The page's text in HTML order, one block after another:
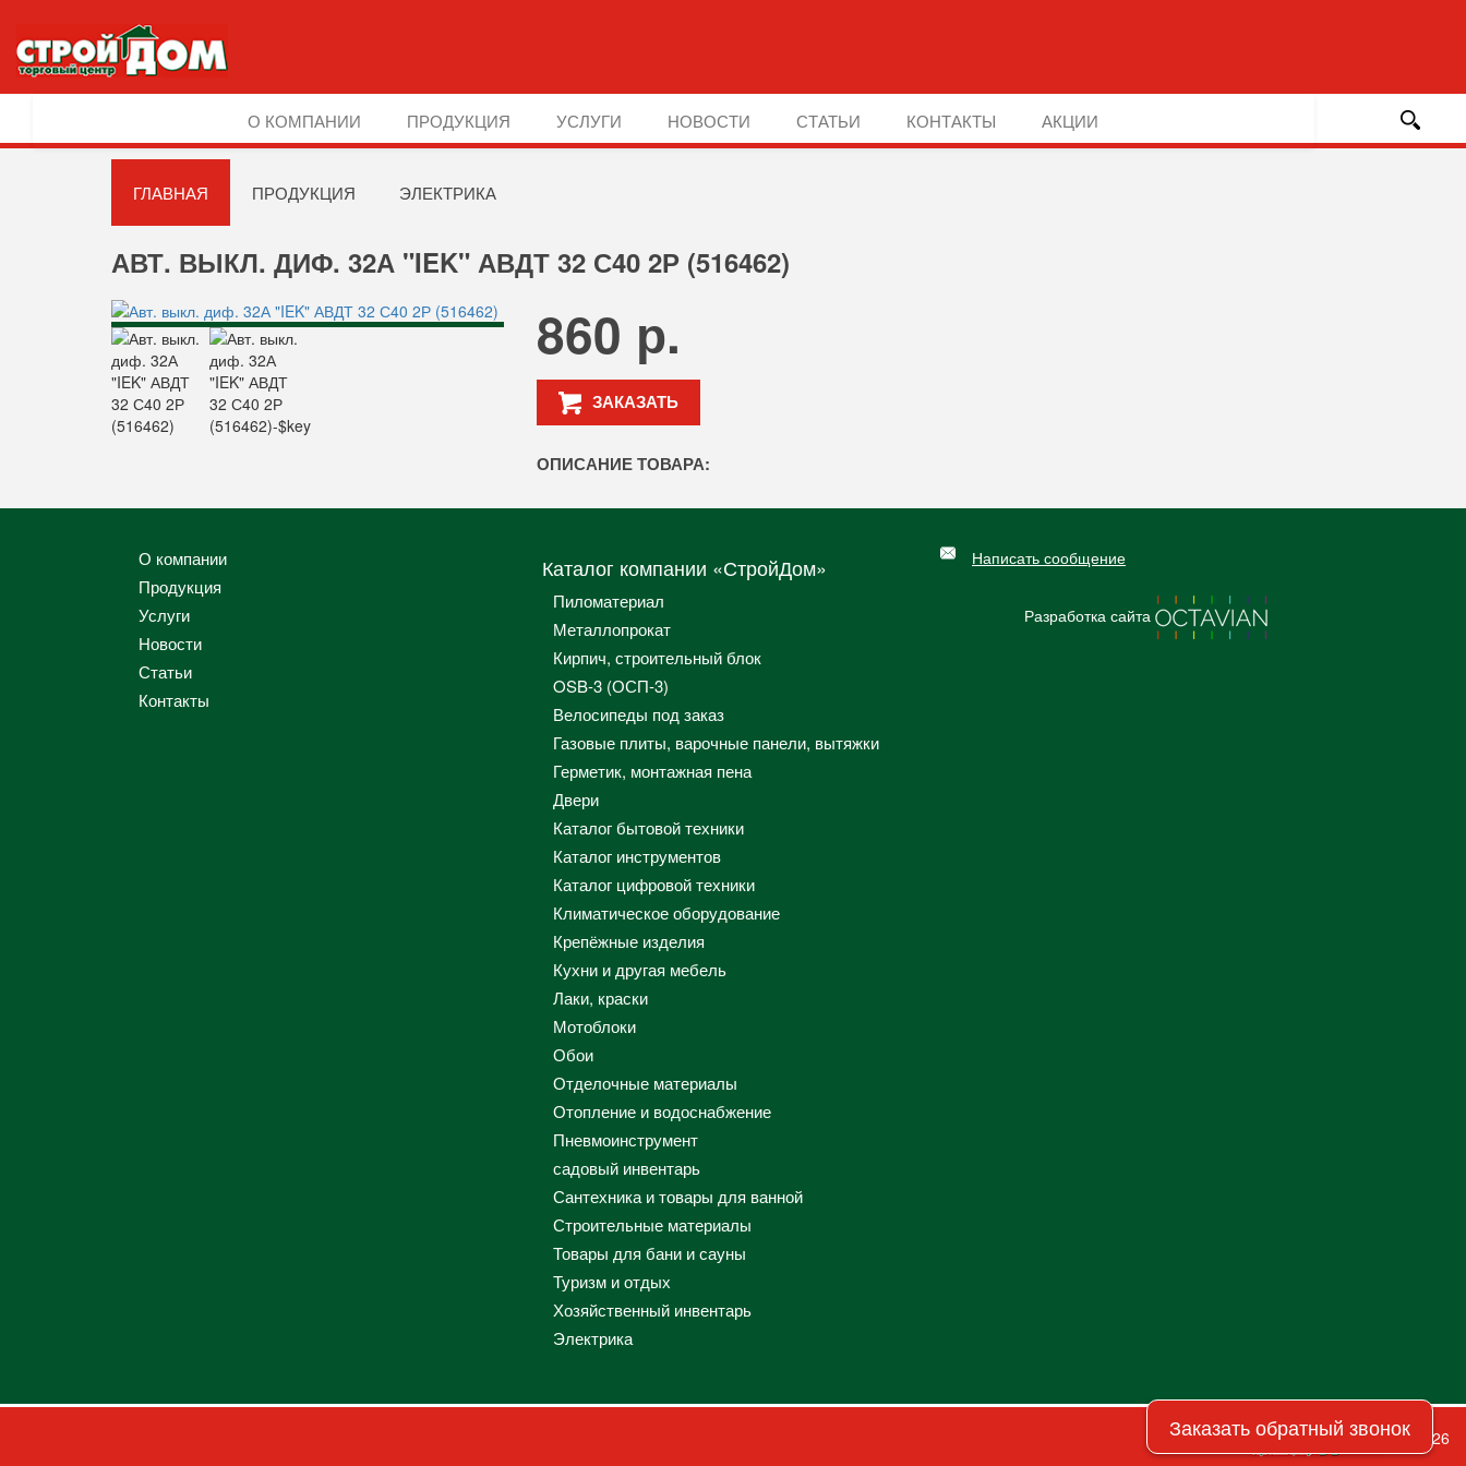
О КОМПАНИИ ПРОДУКЦИЯ УСЛУГИ НОВОСТИ СТАТЬИ КОНТАКТЫ АКЦИИ
ГЛАВНАЯ ПРОДУКЦИЯ ЭЛЕКТРИКА
АВТ. ВЫКЛ. ДИФ. 32А "IEK" АВДТ 32 С40 2Р (516462)
860 р.
ЗАКАЗАТЬ
ОПИСАНИЕ ТОВАРА:
О компании
Продукция
Услуги
Новости
Статьи
Контакты
Каталог компании «СтройДом»
Пиломатериал
Металлопрокат
Кирпич, строительный блок
OSB-3 (ОСП-3)
Велосипеды под заказ
Газовые плиты, варочные панели, вытяжки
Герметик, монтажная пена
Двери
Каталог бытовой техники
Каталог инструментов
Каталог цифровой техники
Климатическое оборудование
Крепёжные изделия
Кухни и другая мебель
Лаки, краски
Мотоблоки
Обои
Отделочные материалы
Отопление и водоснабжение
Пневмоинструмент
садовый инвентарь
Сантехника и товары для ванной
Строительные материалы
Товары для бани и сауны
Туризм и отдых
Хозяйственный инвентарь
Электрика
Написать сообщение
Разработка сайта
© 2026
Заказать обратный звонок